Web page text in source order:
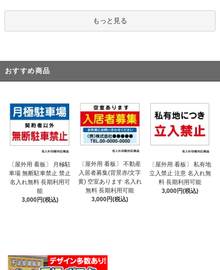
もっと見る
おすすめ商品
〔屋外用 看板〕 月極駐
車場 無断駐車禁止 禁止
名入れ無料 長期利用可
能
3,000円(税込)
〔屋外用 看板〕 不動産
入居者募集(背景赤/文字
黄) 空室あります 名入れ
無料 長期利用可能
3,000円(税込)
〔屋外用 看板〕 私有地
立入禁止 注意 名入れ無
料 長期利用可能
3,000円(税込)